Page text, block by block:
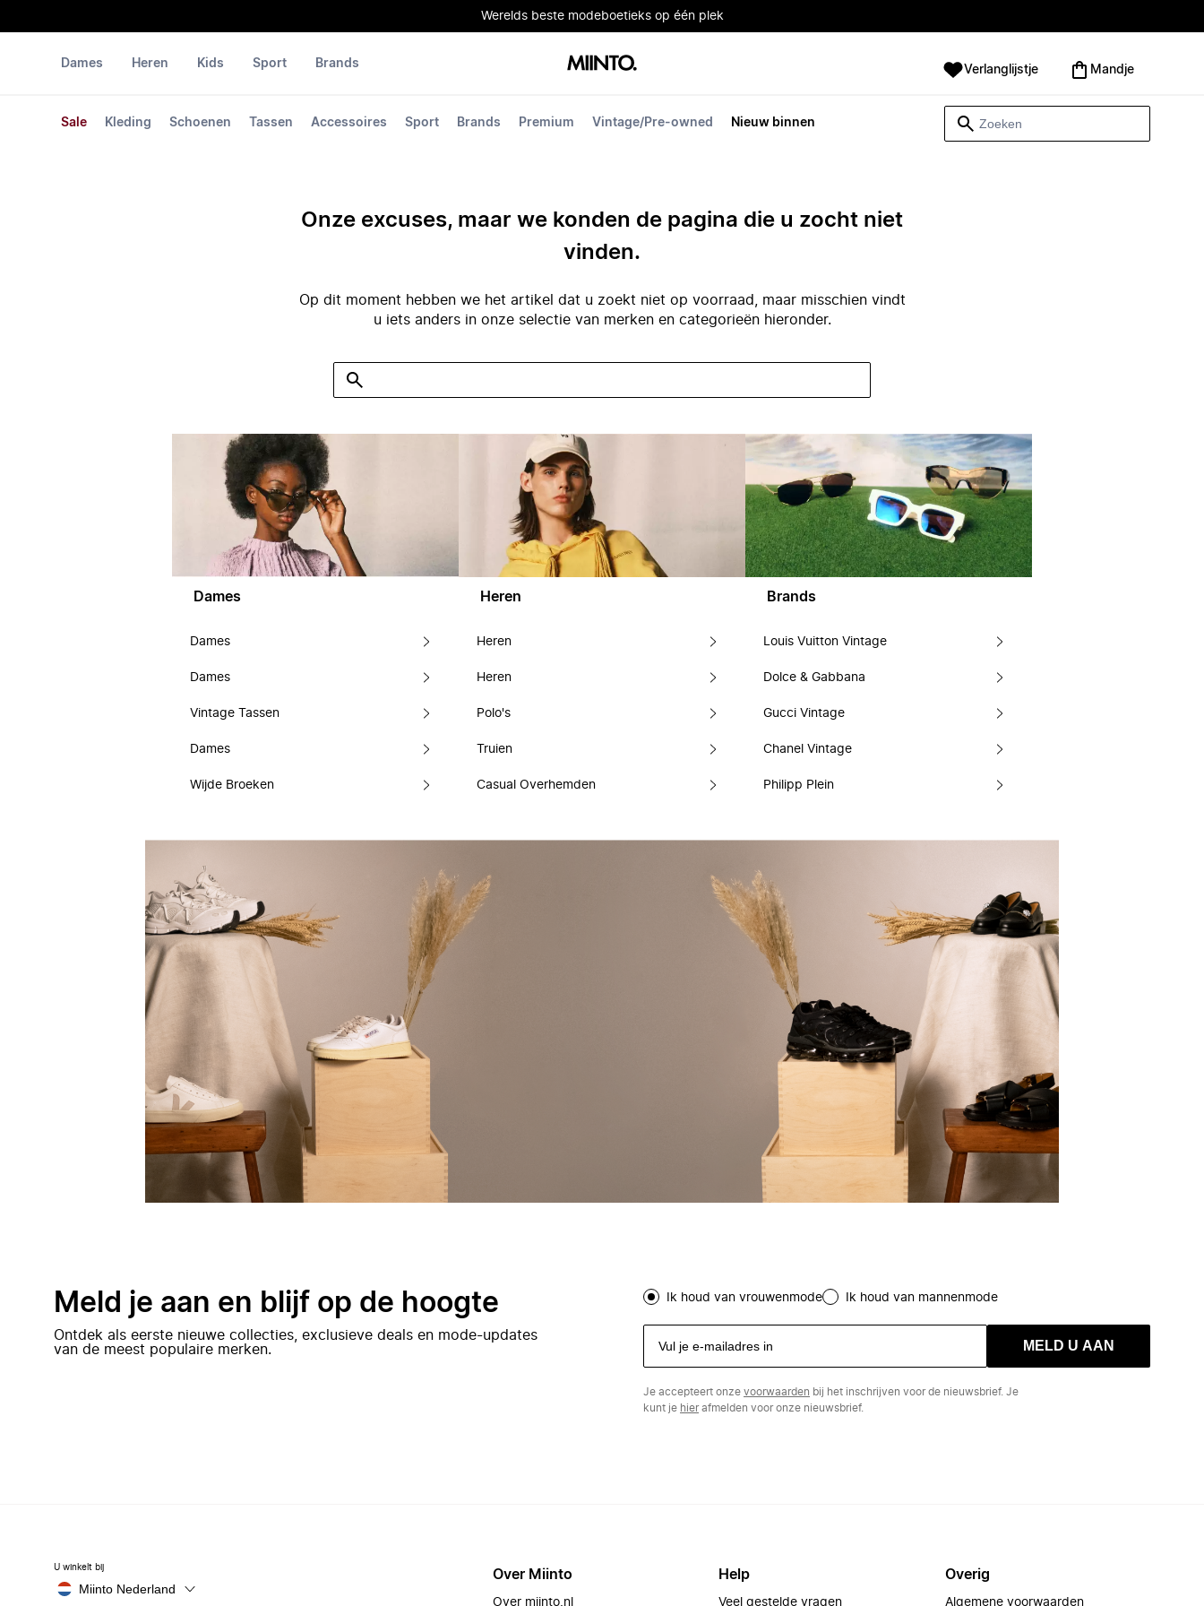
Werelds beste modeboetieks op één plek
Dames
Sale Kleding Schoenen Tassen Accessoires Sport Brands Premium Vintage/Pre-owned Nieuw binnen
Heren Kids Sport Brands Verlanglijstje Mandje
Onze excuses, maar we konden de pagina die u zocht niet
vinden.
Op dit moment hebben we het artikel dat u zoekt niet op voorraad, maar misschien vindt
u iets anders in onze selectie van merken en categorieën hieronder.
Dames
Dames
Dames
Vintage Tassen
Dames
Wijde Broeken
Heren
Heren
Heren
Polo's
Truien
Casual Overhemden
Brands
Louis Vuitton Vintage
Dolce & Gabbana
Gucci Vintage
Chanel Vintage
Philipp Plein
Meld je aan en blijf op de hoogte
Ontdek als eerste nieuwe collecties, exclusieve deals en mode-updates
van de meest populaire merken.
Ik houd van vrouwenmode Ik houd van mannenmode
MELD U AAN
Je accepteert onze voorwaarden bij het inschrijven voor de nieuwsbrief. Je
kunt je hierafmelden voor onze nieuwsbrief.
U winkelt bij
Miinto Nederland
Over Miinto
Over miinto.nl
Help
Veel gestelde vragen
Overig
Algemene voorwaarden